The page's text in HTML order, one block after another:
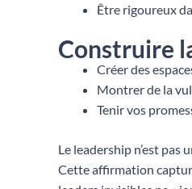
Être rigoureux
Construire
Créer des
Montrer de la
Tenir vos
Le leadership n’est pas
Cette affirmation